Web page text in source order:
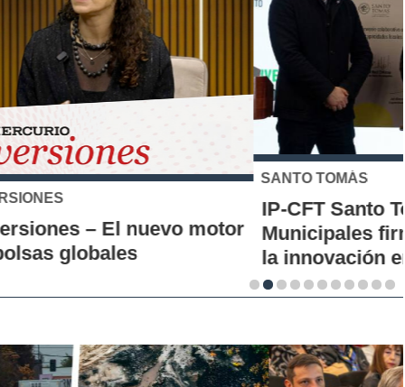
SANTO TOMÁS
IP-CFT Santo Tomás y Red de Hubs
Municipales firman alianza para impulsar
la innovación en los territorios